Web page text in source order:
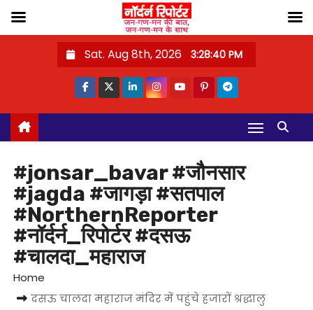
o
Sat. Aug 8th, 2026 3:28:40 PM
#jonsar_bavar #जौनसार
#jagda #जागड़ा #सतपाल
#NorthernReporter
#नॉर्दर्न_रिपोर्टर #दसऊ
#चालदा_महाराज
Home
दसऊ चालदा महाराज मंदिर में पहुंचे हजारों श्रद्धालु